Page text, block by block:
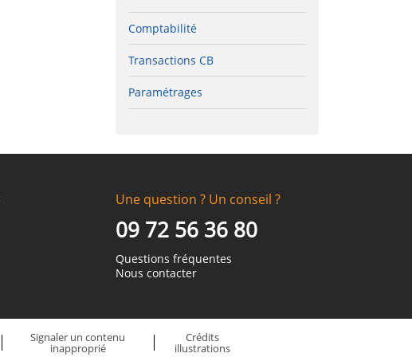
Comptabilité
Transactions CB
Paramétrages
Une question ? Un conseil ?
09 72 56 36 80
Questions fréquentes
Nous contacter
Signaler un contenu
inapproprié
Crédits
illustrations